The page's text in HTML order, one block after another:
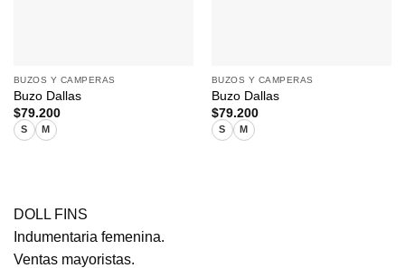
BUZOS Y CAMPERAS
Buzo Dallas
$79.200
S M
BUZOS Y CAMPERAS
Buzo Dallas
$79.200
S M
DOLL FINS
Indumentaria femenina.
Ventas mayoristas.